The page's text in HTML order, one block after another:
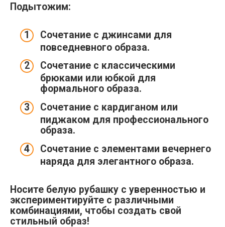
Подытожим:
Сочетание с джинсами для
повседневного образа.
Сочетание с классическими
брюками или юбкой для
формального образа.
Сочетание с кардиганом или
пиджаком для профессионального
образа.
Сочетание с элементами вечернего
наряда для элегантного образа.
Носите белую рубашку с уверенностью и
экспериментируйте с различными
комбинациями, чтобы создать свой
стильный образ!